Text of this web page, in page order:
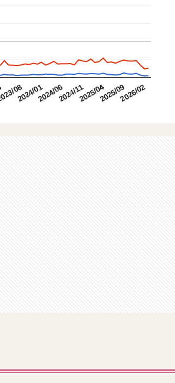
08
2024/012024/062024/112025/042025/092026/02